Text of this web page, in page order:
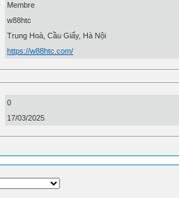
Membre
w88htc
Trung Hoà, Cầu Giấy, Hà Nội
https://w88htc.com/
0
17/03/2025